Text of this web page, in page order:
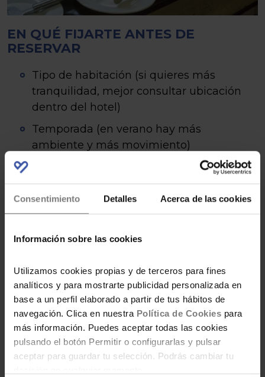
Consentimiento Detalles Acerca de las cookies
Información sobre las cookies
Utilizamos cookies propias y de terceros para fines
analíticos y para mostrarte publicidad personalizada en
base a un perfil elaborado a partir de tus hábitos de
navegación. Clica en nuestra Política de Cookies para
más información. Puedes aceptar todas las cookies
pulsando el botón Permitir o configurarlas y pulsar
aceptar para guardar tu selección. Podrás cambiar tu
EN QUÉ FIJARTE ANTES DE
RESERVAR
Tipo de habitación (si quieres más
tranquilidad, mejor consultar ubicación
dentro del hotel)
Temporada (en verano hay más
ambiente y más movimiento)
Régimen (todo incluido vs media
pensión según tu plan)
En este tipo de hoteles, la clave está en alinear
hotel práctico para disfrutar del destino sin
ARTÍCULO CÓDIGO DESCUENTO
HOTEL MAGIC VILLA BENIDORM